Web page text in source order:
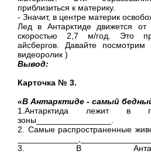
приблизиться к материку.
- Значит, в центре материк
Лед в Антарктиде движется
скоростью 2,7 м/год. Это
айсбергов. Давайте
видеоролик )
Вывод:
Карточка № 3.
«В Антарктиде - самый
1.Антарктида лежит в
зоны________________.
2. Самые распространенные
3. В